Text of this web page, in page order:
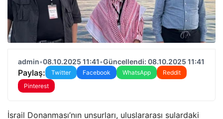
admin•08.10.2025 11:41•Güncellendi: 08.10.2025 11:41
Paylaş: Twitter Facebook WhatsApp
Reddit
Pinterest
İsrail Donanması’nın unsurları, uluslararası sulardaki